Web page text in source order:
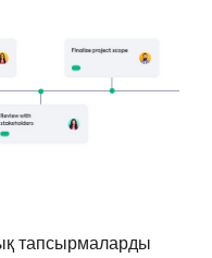
тапсырмаларды